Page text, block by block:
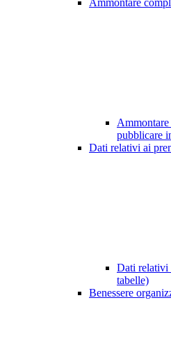
Ammontare
pubblicare
Dati relativi ai
Dati relativi
tabelle)
Benessere